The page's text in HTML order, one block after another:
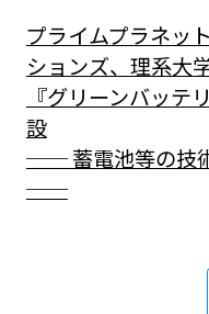
プライムプラネッ
ションズ、理系大
『グリーンバッテ
設
── 蓄電池等の技
──